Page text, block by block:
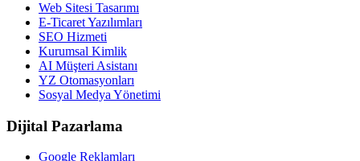
Web Sitesi Tasarımı
E-Ticaret Yazılımları
SEO Hizmeti
Kurumsal Kimlik
AI Müşteri Asistanı
YZ Otomasyonları
Sosyal Medya Yönetimi
Dijital Pazarlama
Google Reklamları